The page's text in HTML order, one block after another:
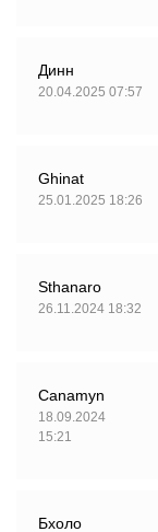
Динн
20.04.2025 07:57
Ghinat
25.01.2025 18:26
Sthanaro
26.11.2024 18:32
Canamyn
18.09.2024
15:21
Бхоло